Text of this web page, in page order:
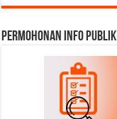
permohonan Info Publik